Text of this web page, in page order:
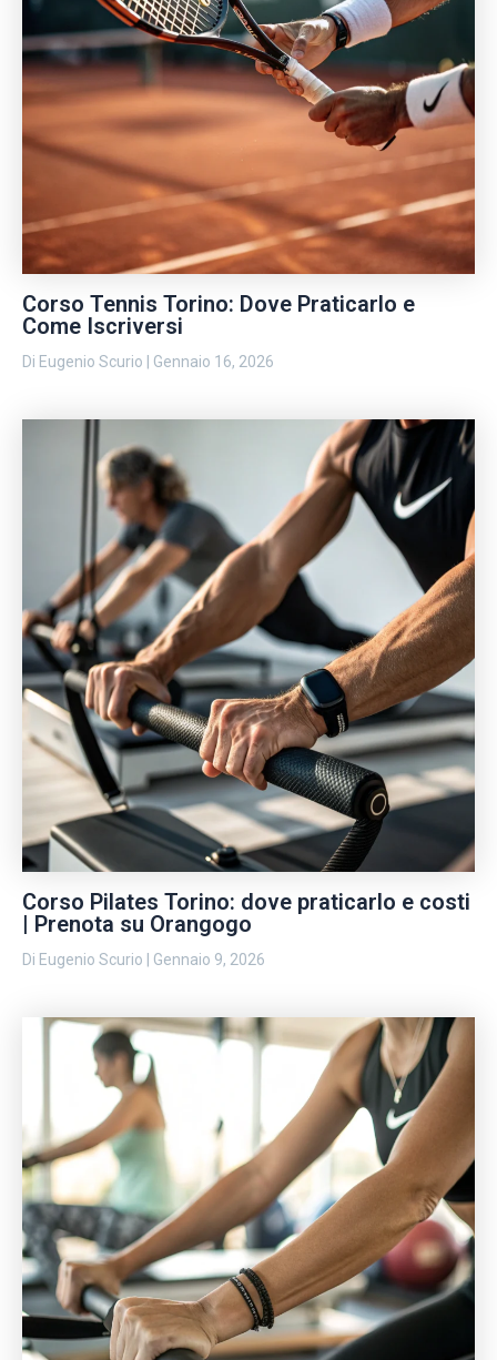
Corso Tennis Torino: Dove Praticarlo e
Come Iscriversi
Di Eugenio Scurio Gennaio 16, 2026
Corso Pilates Torino: dove praticarlo e costi
| Prenota su Orangogo
Di Eugenio Scurio Gennaio 9, 2026